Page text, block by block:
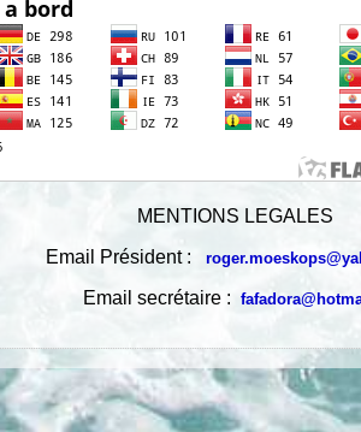
MENTIONS LEGALES
Email Président :
Email secrétaire :